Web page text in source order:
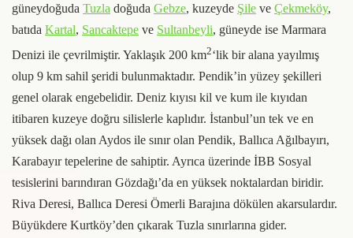
güneydoğuda Tuzla doğuda Gebze, kuzeyde Şile ve Çekmeköy,
batıda Kartal, Sancaktepe ve Sultanbeyli, güneyde ise Marmara
Denizi ile çevrilmiştir. Yaklaşık 200 km2‘lik bir alana yayılmış
olup 9 km sahil şeridi bulunmaktadır. Pendik’in yüzey şekilleri
genel olarak engebelidir. Deniz kıyısı kil ve kum ile kıyıdan
itibaren kuzeye doğru silislerle kaplıdır. İstanbul’un tek ve en
yüksek dağı olan Aydos ile sınır olan Pendik, Ballıca Ağılbayırı,
Karabayır tepelerine de sahiptir. Ayrıca üzerinde İBB Sosyal
tesislerini barındıran Gözdağı’da en yüksek noktalardan biridir.
Riva Deresi, Ballıca Deresi Ömerli Barajına dökülen akarsulardır.
Büyükdere Kurtköy’den çıkarak Tuzla sınırlarına gider.